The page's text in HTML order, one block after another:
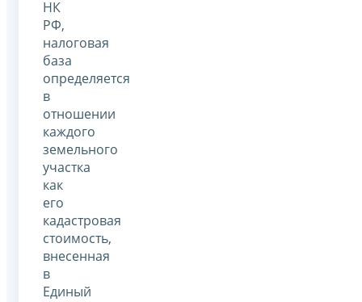
НК
РФ,
налоговая
база
определяется
в
отношении
каждого
земельного
участка
как
его
кадастровая
стоимость,
внесенная
в
Единый